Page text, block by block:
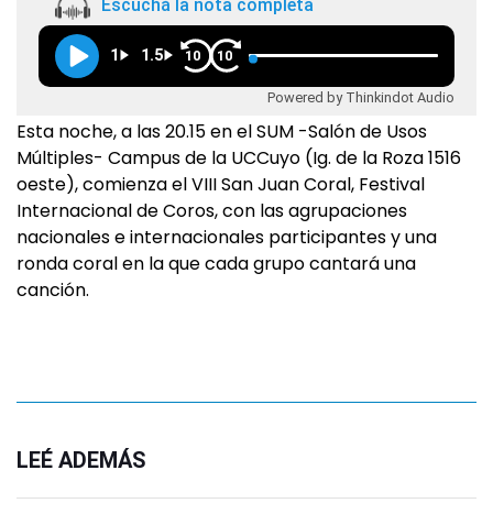
Escuchá la nota completa
1 1.5 10 10
Powered by Thinkindot Audio
Esta noche, a las 20.15 en el SUM -Salón de Usos
Múltiples- Campus de la UCCuyo (Ig. de la Roza 1516
oeste), comienza el VIII San Juan Coral, Festival
Internacional de Coros, con las agrupaciones
nacionales e internacionales participantes y una
ronda coral en la que cada grupo cantará una
canción.
LEÉ ADEMÁS